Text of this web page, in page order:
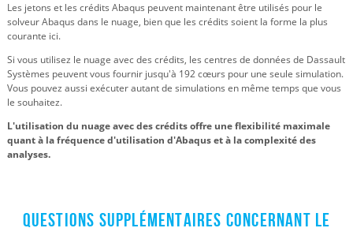
Les jetons et les crédits Abaqus peuvent maintenant être utilisés pour le
solveur Abaqus dans le nuage, bien que les crédits soient la forme la plus
courante ici.
Si vous utilisez le nuage avec des crédits, les centres de données de Dassault
Systèmes peuvent vous fournir jusqu'à 192 cœurs pour une seule simulation.
Vous pouvez aussi exécuter autant de simulations en même temps que vous
le souhaitez.
L'utilisation du nuage avec des crédits offre une flexibilité maximale
quant à la fréquence d'utilisation d'Abaqus et à la complexité des
analyses.
Questions supplémentaires concernant le